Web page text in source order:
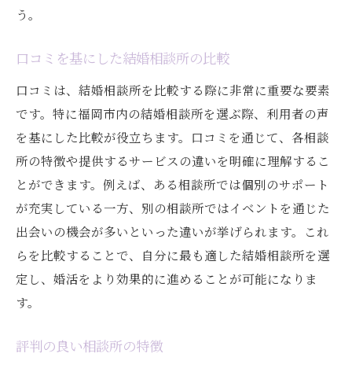
う。
口コミを基にした結婚相談所の比較
口コミは、結婚相談所を比較する際に非常に重要な要素
です。特に福岡市内の結婚相談所を選ぶ際、利用者の声
を基にした比較が役立ちます。口コミを通じて、各相談
所の特徴や提供するサービスの違いを明確に理解するこ
とができます。例えば、ある相談所では個別のサポート
が充実している一方、別の相談所ではイベントを通じた
出会いの機会が多いといった違いが挙げられます。これ
らを比較することで、自分に最も適した結婚相談所を選
定し、婚活をより効果的に進めることが可能になりま
す。
評判の良い相談所の特徴